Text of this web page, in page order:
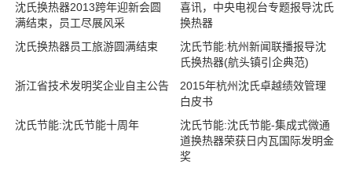
沈氏换热器2013跨年迎新会圆
满结束，员工尽展风采
喜讯，中央电视台专题报导沈氏
换热器
沈氏换热器员工旅游圆满结束
沈氏节能:杭州新闻联播报导沈
氏换热器(航头镇引企典范)
浙江省技术发明奖企业自主公告
2015年杭州沈氏卓越绩效管理
白皮书
沈氏节能:沈氏节能十周年
沈氏节能:沈氏节能-集成式微通
道换热器荣获日内瓦国际发明金
奖